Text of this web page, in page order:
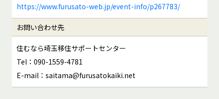
https://www.furusato-web.jp/event-info/p267783/
お問い合わせ先
住むなら埼玉移住サポートセンター
Tel：090-1559-4781
E-mail：saitama@furusatokaiki.net